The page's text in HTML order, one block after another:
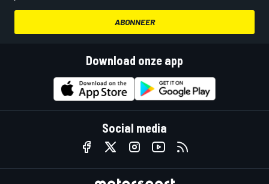
ABONNEER
Download onze app
Social media